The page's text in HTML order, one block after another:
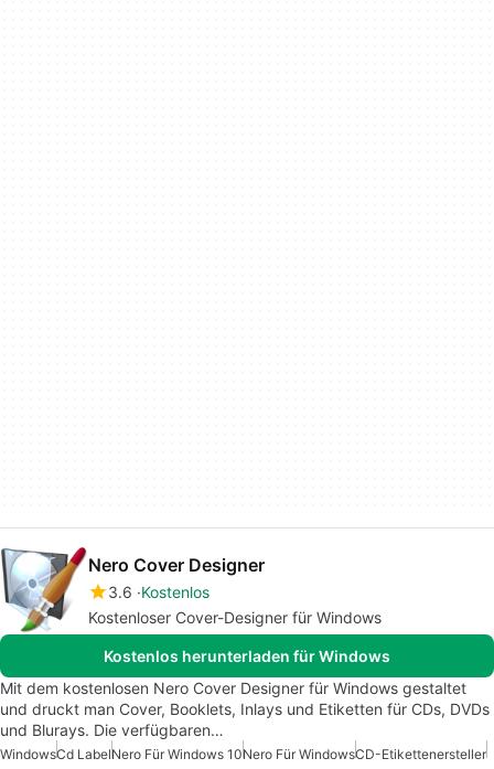
Nero Cover Designer
3.6 Kostenlos
Kostenloser Cover-Designer für Windows
Kostenlos herunterladen für Windows
Mit dem kostenlosen Nero Cover Designer für Windows gestaltet
und druckt man Cover, Booklets, Inlays und Etiketten für CDs, DVDs
und Blurays. Die verfügbaren…
WindowsCd LabelNero Für Windows 10Nero Für WindowsCD-Etikettenersteller